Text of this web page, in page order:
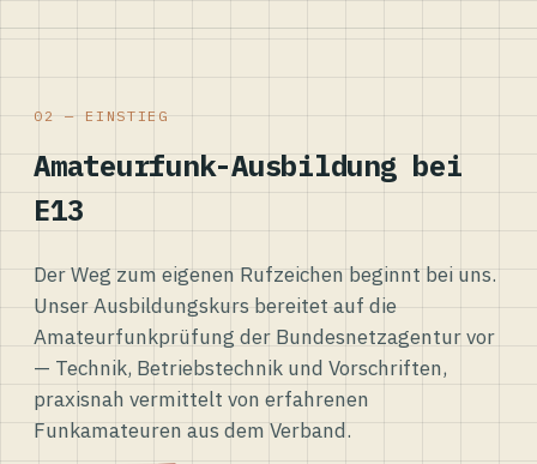
02 — EINSTIEG
Amateurfunk-Ausbildung bei
E13
Der Weg zum eigenen Rufzeichen beginnt bei uns.
Unser Ausbildungskurs bereitet auf die
Amateurfunkprüfung der Bundesnetzagentur vor
— Technik, Betriebstechnik und Vorschriften,
praxisnah vermittelt von erfahrenen
Funkamateuren aus dem Verband.